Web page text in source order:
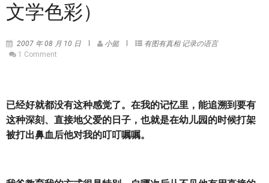
文学色彩）
2007 年 08 月 10 日 小懿 有图有真相 记录の语言
1 Comment
已经好就都没有这种感觉了。在我的记忆里，能追溯到要有
这种深刻、直接地父爱的日子，也就是在幼儿园的时候打架
被打出鼻血后他对我的叮叮嘱嘱。